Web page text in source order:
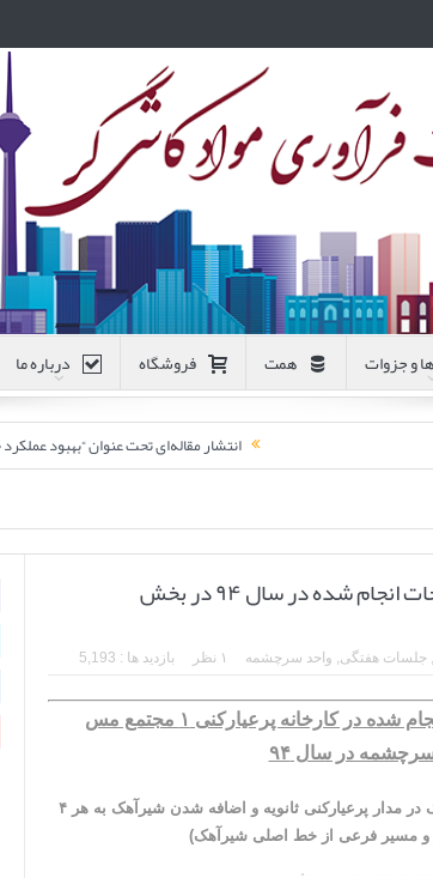
و جزوات همت فروشگاه درباره ما
انتشار مقاله‌ای تحت عنوان “بهبود
یکصدو هشتاد و ششمین جلسه هفتگی (خلاصه‌ای از اصلاحات انجام شده در سال ۹۴ در بخش
,جلسات هفتگی, واحد سرچشمه ۱ نظر بازدید ها : 5,193
خلاصه ای از اصلاحات انجام شده در کارخانه پرعیارکنی ۱ مجتمع مس
در سال ۹۴
رفع مشکل اضافه شدن شیرآهک در مدار پرعیارکنی ثانویه و اضافه شدن شیرآهک به هر ۴
و مسیر فرعی از خط اصلی شیرآهک)